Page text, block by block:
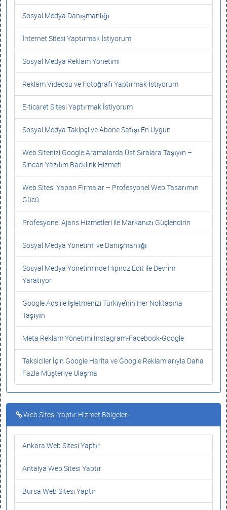
Sosyal Medya Danışmanlığı
İnternet Sitesi Yaptırmak İstiyorum
Sosyal Medya Reklam Yönetimi
Reklam Videosu ve Fotoğrafı Yaptırmak İstiyorum
E-ticaret Sitesi Yaptırmak İstiyorum
Sosyal Medya Takipçi ve Abone Satışı En Uygun
Web Sitenizi Google Aramalarda Üst Sıralara Taşıyın –
Sincan Yazılım Backlink Hizmeti
Web Sitesi Yapan Firmalar – Profesyonel Web Tasarımın
Gücü
Profesyonel Ajans Hizmetleri ile Markanızı Güçlendirin
Sosyal Medya Yönetimi ve Danışmanlığı
Sosyal Medya Yönetiminde Hipnoz Edit ile Devrim
Yaratıyor
Google Ads ile İşletmenizi Türkiye’nin Her Noktasına
Taşıyın
Meta Reklam Yönetimi İnstagram-Facebook-Google
Taksiciler İçin Google Harita ve Google Reklamlarıyla Daha
Fazla Müşteriye Ulaşma
Web Sitesi Yaptır Hizmet Bölgeleri
Ankara Web Sitesi Yaptır
Antalya Web Sitesi Yaptır
Bursa Web Sitesi Yaptır